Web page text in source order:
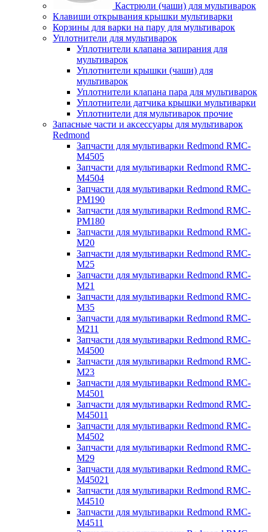
Кастрюли (чаши) для мультиварок
Клавиши открывания крышки мультиварки
Корзины для варки на пару для мультиварок
Уплотнители для мультиварок
Уплотнители клапана запирания для
мультиварок
Уплотнители крышки (чаши) для
мультиварок
Уплотнители клапана пара для мультиварок
Уплотнители датчика крышки мультиварки
Уплотнители для мультиварок прочие
Запасные части и аксессуары для мультиварок
Redmond
Запчасти для мультиварки Redmond RMC-
M4505
Запчасти для мультиварки Redmond RMC-
M4504
Запчасти для мультиварки Redmond RMC-
PM190
Запчасти для мультиварки Redmond RMC-
PM180
Запчасти для мультиварки Redmond RMC-
M20
Запчасти для мультиварки Redmond RMC-
M25
Запчасти для мультиварки Redmond RMC-
M21
Запчасти для мультиварки Redmond RMC-
M35
Запчасти для мультиварки Redmond RMC-
M211
Запчасти для мультиварки Redmond RMC-
M4500
Запчасти для мультиварки Redmond RMC-
M23
Запчасти для мультиварки Redmond RMC-
M4501
Запчасти для мультиварки Redmond RMC-
M45011
Запчасти для мультиварки Redmond RMC-
M4502
Запчасти для мультиварки Redmond RMC-
M29
Запчасти для мультиварки Redmond RMC-
M45021
Запчасти для мультиварки Redmond RMC-
M4510
Запчасти для мультиварки Redmond RMC-
M4511